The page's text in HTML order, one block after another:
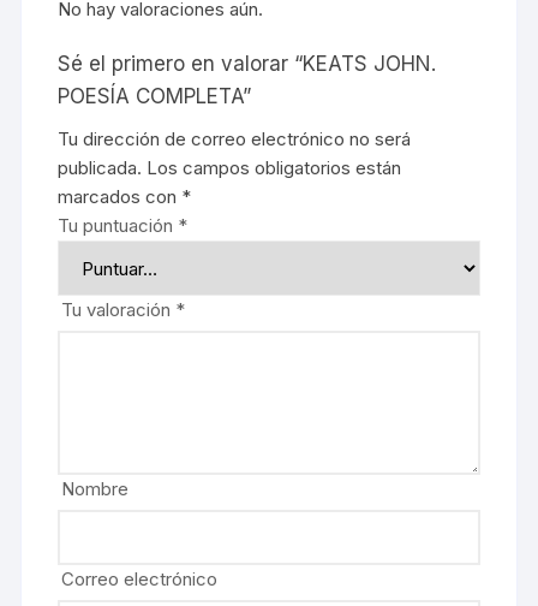
No hay valoraciones aún.
Sé el primero en valorar “KEATS JOHN.
POESÍA COMPLETA”
Tu dirección de correo electrónico no será
publicada. Los campos obligatorios están
marcados con *
Tu puntuación *
Tu valoración *
Nombre
Correo electrónico